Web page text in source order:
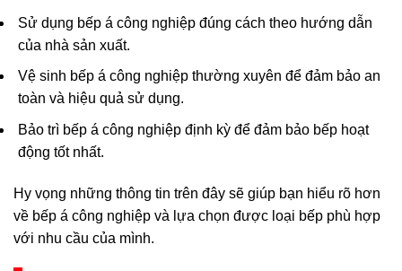
Sử dụng bếp á công nghiệp đúng cách theo hướng dẫn
của nhà sản xuất.
Vệ sinh bếp á công nghiệp thường xuyên để đảm bảo an
toàn và hiệu quả sử dụng.
Bảo trì bếp á công nghiệp định kỳ để đảm bảo bếp hoạt
động tốt nhất.
Hy vọng những thông tin trên đây sẽ giúp bạn hiểu rõ hơn
về bếp á công nghiệp và lựa chọn được loại bếp phù hợp
với nhu cầu của mình.